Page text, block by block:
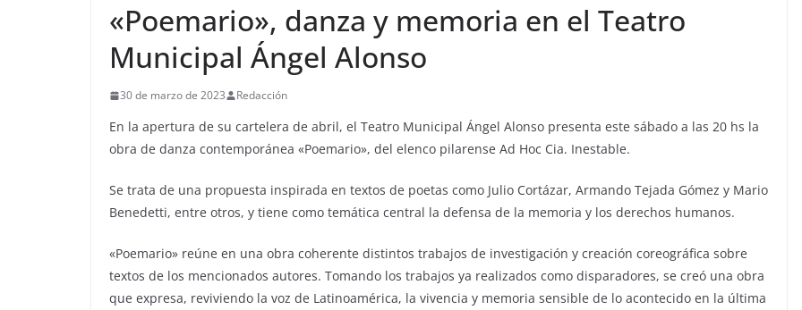
«Poemario», danza y memoria en el Teatro
Municipal Ángel Alonso
30 de marzo de 2023 Redacción
En la apertura de su cartelera de abril, el Teatro Municipal Ángel Alonso presenta este sábado a las 20 hs la
obra de danza contemporánea «Poemario», del elenco pilarense Ad Hoc Cia. Inestable.
Se trata de una propuesta inspirada en textos de poetas como Julio Cortázar, Armando Tejada Gómez y Mario
Benedetti, entre otros, y tiene como temática central la defensa de la memoria y los derechos humanos.
«Poemario» reúne en una obra coherente distintos trabajos de investigación y creación coreográfica sobre
textos de los mencionados autores. Tomando los trabajos ya realizados como disparadores, se creó una obra
que expresa, reviviendo la voz de Latinoamérica, la vivencia y memoria sensible de lo acontecido en la última